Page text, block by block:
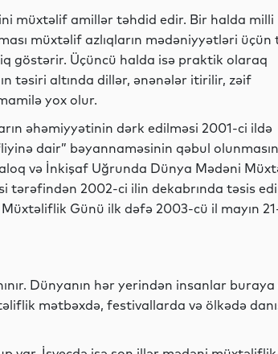
müxtəlif amillər təhdid edir. Bir halda milli
müxtəlif azlıqların mədəniyyətləri üçün
göstərir. Üçüncü halda isə praktik olaraq
təsiri altında dillər, ənənələr itirilir, zəif
yox olur.
əhəmiyyətinin dərk edilməsi 2001-ci ildə
dair” bəyannaməsinin qəbul
və İnkişaf Uğrunda Dünya Mədəni
tərəfindən 2002-ci ilin dekabrında təsis
Günü ilk dəfə 2003-cü il mayın
Dünyanın hər yerindən insanlar
mətbəxdə, festivallarda və ölkədə